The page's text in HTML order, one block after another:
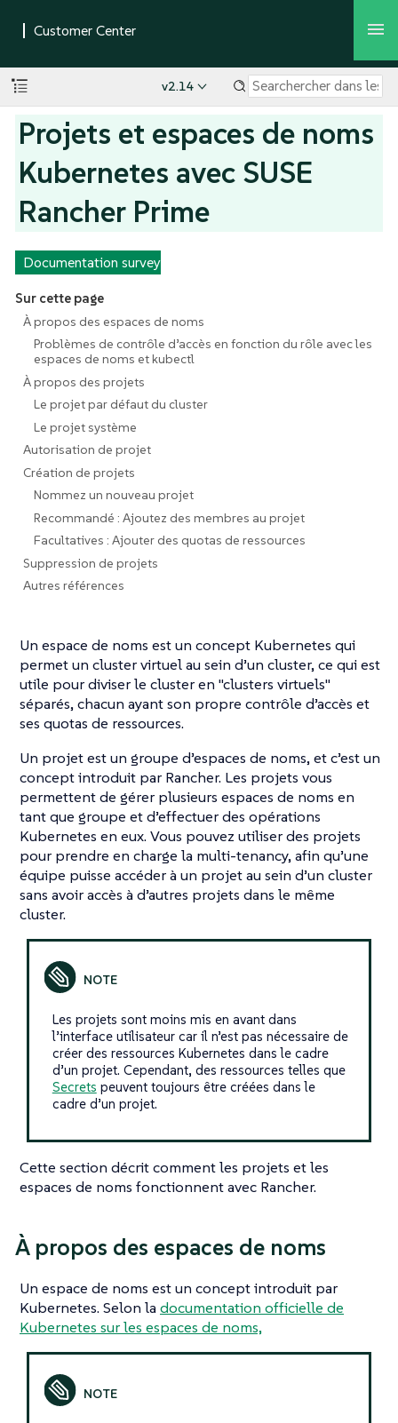
v2.14
Projets et espaces de noms
Kubernetes avec SUSE
Rancher Prime
Documentation survey
Sur cette page
À propos des espaces de noms
Problèmes de contrôle d’accès en fonction du rôle avec les
espaces de noms et kubectl
À propos des projets
Le projet par défaut du cluster
Le projet système
Autorisation de projet
Création de projets
Nommez un nouveau projet
Recommandé : Ajoutez des membres au projet
Facultatives : Ajouter des quotas de ressources
Suppression de projets
Autres références
Un espace de noms est un concept Kubernetes qui
permet un cluster virtuel au sein d’un cluster, ce qui est
utile pour diviser le cluster en "clusters virtuels"
séparés, chacun ayant son propre contrôle d’accès et
ses quotas de ressources.
Un projet est un groupe d’espaces de noms, et c’est un
concept introduit par Rancher. Les projets vous
permettent de gérer plusieurs espaces de noms en
tant que groupe et d’effectuer des opérations
Kubernetes en eux. Vous pouvez utiliser des projets
pour prendre en charge la multi-tenancy, afin qu’une
équipe puisse accéder à un projet au sein d’un cluster
sans avoir accès à d’autres projets dans le même
cluster.
Les projets sont moins mis en avant dans
l’interface utilisateur car il n’est pas nécessaire de
créer des ressources Kubernetes dans le cadre
d’un projet. Cependant, des ressources telles que
Secrets peuvent toujours être créées dans le
cadre d’un projet.
Cette section décrit comment les projets et les
espaces de noms fonctionnent avec Rancher.
À propos des espaces de noms
Un espace de noms est un concept introduit par
Kubernetes. Selon la documentation officielle de
Kubernetes sur les espaces de noms,